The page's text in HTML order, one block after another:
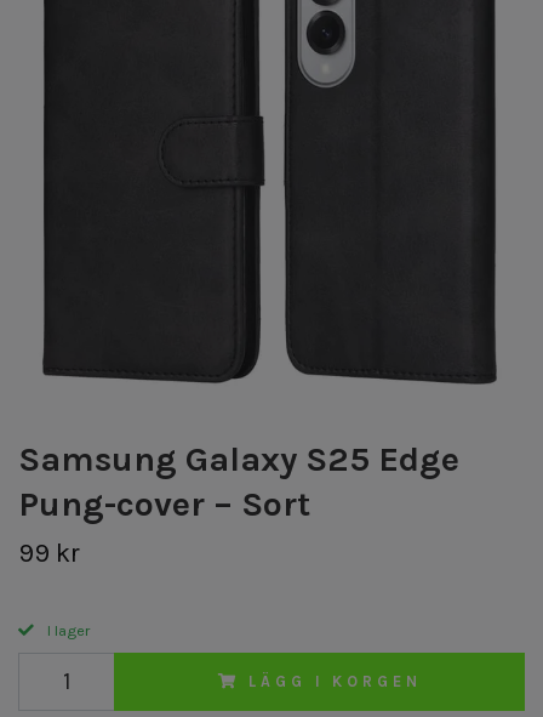
Samsung Galaxy S25 Edge
Pung-cover – Sort
99 kr
I lager
LÄGG I KORGEN